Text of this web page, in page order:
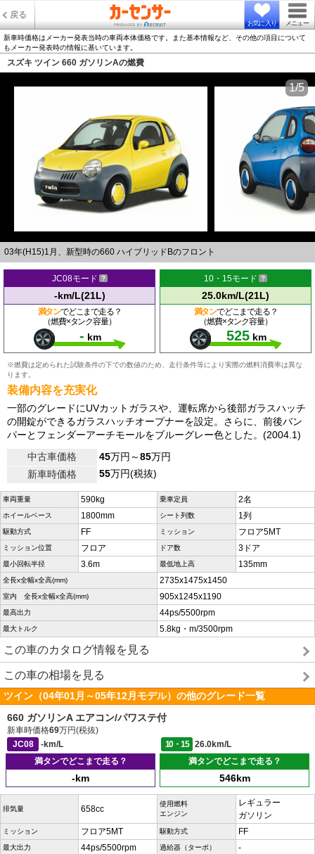
戻る
お気に入り メニュー
新車時価格はメーカー発表当時の車両本体価格です。また基本情報など、その他の項目について
もメーカー発表時の情報に基いています。
スズキ ツイン 660 ガソリンAの燃費
03年(H15)1月、新型時の660 ハイブリッドBのフロント
1/5
JC08モード
-km/L(21L)
満タンでどこまで走る？
（燃費×タンク容量）
- km
10・15モード
25.0km/L(21L)
満タンでどこまで走る？
（燃費×タンク容量）
525 km
※燃費は定められた試験条件の下での数値のため、走行条件等により実際の燃料消費率は異な
ります。
装備内容を充実化
一部のグレードにUVカットガラスや、運転席から後部ガラスハッチ
の開錠ができるガラスハッチオープナーを設定。さらに、前後バン
パーとフェンダーアーチモールをブルーグレー色とした。(2004.1)
中古車価格
45万円～85万円
新車時価格
55万円(税抜)
車両重量 590kg 乗車定員 2名
ホイールベース 1800mm シート列数 1列
駆動方式 FF ミッション フロア5MT
ミッション位置 フロア ドア数 3ドア
最小回転半径 3.6m 最低地上高 135mm
全長x全幅x全高(mm) 2735x1475x1450
室内 全長x全幅x全高(mm) 905x1245x1190
最高出力 44ps/5500rpm
最大トルク 5.8kg・m/3500rpm
この車のカタログ情報を見る
この車の相場を見る
ツイン（04年01月～05年12月モデル）の他のグレード一覧
660 ガソリンA エアコン/パワステ付
新車時価格69万円(税抜)
JC08
-km/L 10・15
26.0km/L
満タンでどこまで走る？
-km
満タンでどこまで走る？
546km
排気量 658cc
使用燃料
エンジン
レギュラー
ガソリン
ミッション フロア5MT 駆動方式 FF
最大出力 44ps/5500rpm 過給器（ターボ） -